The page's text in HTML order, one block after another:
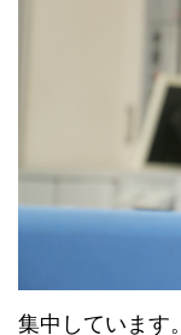
集中しています。